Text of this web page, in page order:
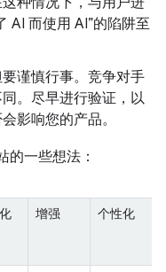
AI 而使用 AI”的陷阱至
谨慎行事。竞争对手
。尽早进行验证，以
影响您的产品。
的一些想法：
增强 个性化